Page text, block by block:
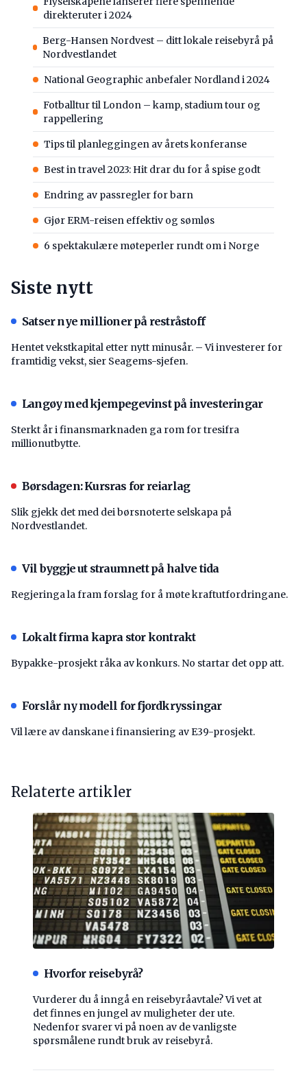
direkteruter i 2024
Berg-Hansen Nordvest – ditt lokale reisebyrå på
Nordvestlandet
National Geographic anbefaler Nordland i 2024
Fotballtur til London – kamp, stadium tour og
rappellering
Tips til planleggingen av årets konferanse
Best in travel 2023: Hit drar du for å spise godt
Endring av passregler for barn
Gjør ERM-reisen effektiv og sømløs
6 spektakulære møteperler rundt om i Norge
Siste nytt
Satser nye millioner på restråstoff
Hentet vekstkapital etter nytt minusår. – Vi investerer for
framtidig vekst, sier Seagems-sjefen.
Langøy med kjempegevinst på investeringar
Sterkt år i finansmarknaden ga rom for tresifra
millionutbytte.
Børsdagen: Kursras for reiarlag
Slik gjekk det med dei børsnoterte selskapa på
Nordvestlandet.
Vil byggje ut straumnett på halve tida
Regjeringa la fram forslag for å møte kraftutfordringane.
Lokalt firma kapra stor kontrakt
Bypakke-prosjekt råka av konkurs. No startar det opp att.
Forslår ny modell for fjordkryssingar
Vil lære av danskane i finansiering av E39-prosjekt.
Relaterte artikler
Hvorfor reisebyrå?
Vurderer du å inngå en reisebyråavtale? Vi vet at
det finnes en jungel av muligheter der ute.
Nedenfor svarer vi på noen av de vanligste
spørsmålene rundt bruk av reisebyrå.